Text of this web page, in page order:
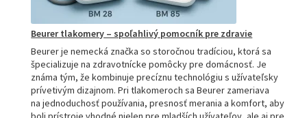
Beurer tlakomery – spoľahlivý pomocník pre zdravie
Beurer je nemecká značka so storočnou tradíciou, ktorá sa
špecializuje na zdravotnícke pomôcky pre domácnosť. Je
známa tým, že kombinuje precíznu technológiu s užívateľsky
prívetivým dizajnom. Pri tlakomeroch sa Beurer zameriava
na jednoduchosť používania, presnosť merania a komfort, aby